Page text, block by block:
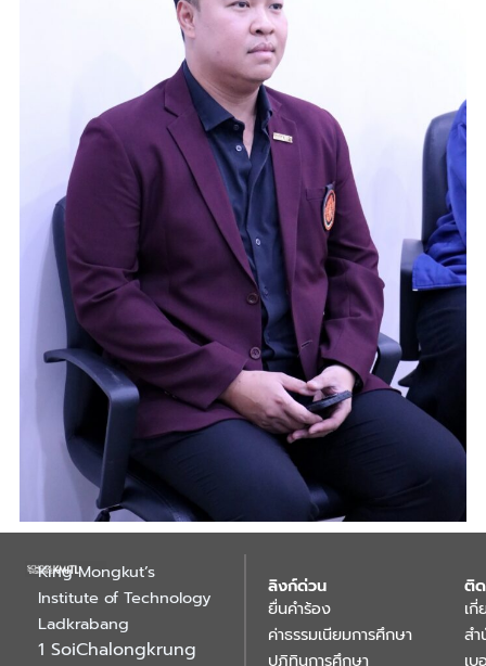
King Mongkut’s
Institute of Technology
Ladkrabang
1 SoiChalongkrung
ลิงก์ด่วน
ยื่นคำร้อง
ค่าธรรมเนียมการศึกษา
ปฏิทินการศึกษา
ติ
เกี่
ส
เ